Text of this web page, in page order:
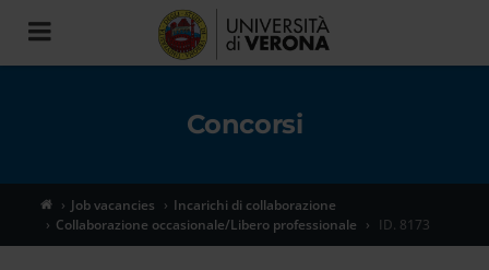
Toggle
navigation
Concorsi
Job vacancies
Incarichi di collaborazione
Collaborazione occasionale/Libero professionale
ID. 8173